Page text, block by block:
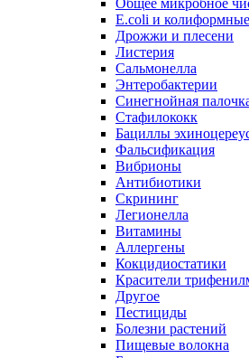
Общее микробное
E.coli и
Дрожжи и плесени
Листерия
Сальмонелла
Энтеробактерии
Синегнойная
Стафилококк
Бациллы
Фальсификация
Вибрионы
Антибиотики
Скрининг
Легионелла
Витамины
Аллергены
Кокцидиостатики
Красители
Другое
Пестициды
Болезни растений
Пищевые волокна